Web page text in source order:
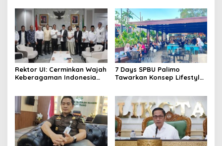
Musi
Program Adiwiyata
Rektor UI: Cerminkan Wajah
Keberagaman Indonesia
7 Days SPBU Palimo
Tawarkan Konsep Lifestyle
Kota Palembang